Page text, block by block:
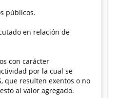
públicos.
en relación de
con carácter
por la cual se
que resulten exentos o no
al valor agregado.